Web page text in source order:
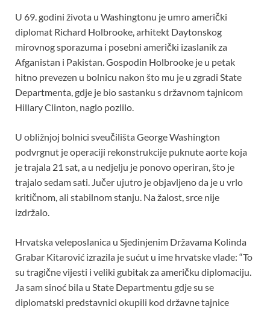
e
b
o
o
k
itt
er
at
s
A
p
p
er er
es
t
ar
e
U 69. godini života u Washingtonu je umro američki
diplomat Richard Holbrooke, arhitekt Daytonskog
mirovnog sporazuma i posebni američki izaslanik za
Afganistan i Pakistan. Gospodin Holbrooke je u petak
hitno prevezen u bolnicu nakon što mu je u zgradi State
Departmenta, gdje je bio sastanku s državnom tajnicom
Hillary Clinton, naglo pozlilo.
U obližnjoj bolnici sveučilišta George Washington
podvrgnut je operaciji rekonstrukcije puknute aorte koja
je trajala 21 sat, a u nedjelju je ponovo operiran, što je
trajalo sedam sati. Jučer ujutro je objavljeno da je u vrlo
kritičnom, ali stabilnom stanju. Na žalost, srce nije
izdržalo.
Hrvatska veleposlanica u Sjedinjenim Državama Kolinda
Grabar Kitarović izrazila je sućut u ime hrvatske vlade: “To
su tragične vijesti i veliki gubitak za američku diplomaciju.
Ja sam sinoć bila u State Departmentu gdje su se
diplomatski predstavnici okupili kod državne tajnice